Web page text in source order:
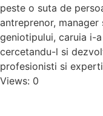
peste o suta de
antreprenor,
geniotipului, caruia i-
cercetandu-l si
profesionisti si
Views: 0